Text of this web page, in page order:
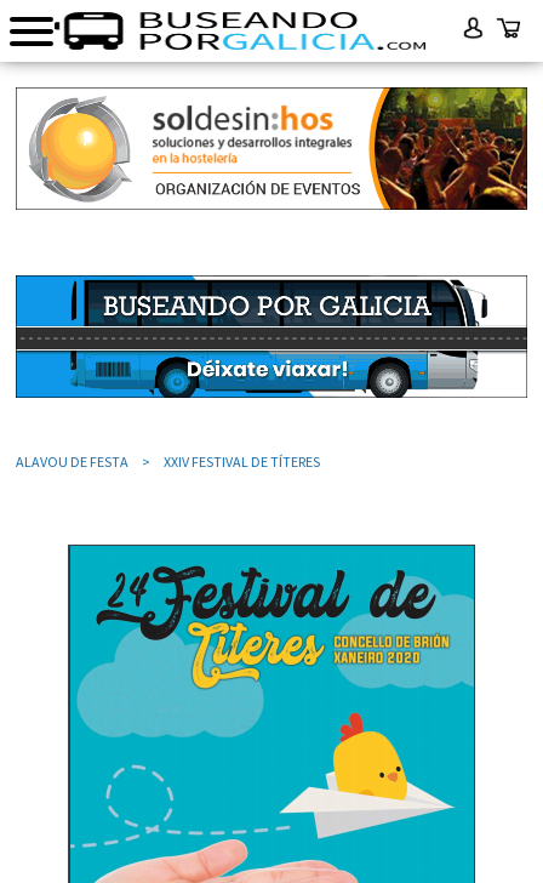
ALAVOU DE FESTA XXIV FESTIVAL DE TÍTERES